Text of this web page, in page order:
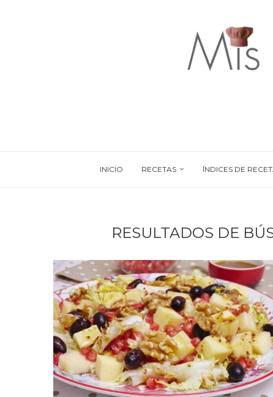
INICIO RECETAS ÍNDICES DE
RESULTADOS DE